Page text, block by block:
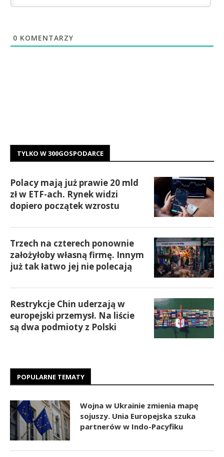
0 KOMENTARZY
TYLKO W 300GOSPODARCE
Polacy mają już prawie 20 mld
zł w ETF-ach. Rynek widzi
dopiero początek wzrostu
Trzech na czterech ponownie
założyłoby własną firmę. Innym
już tak łatwo jej nie polecają
Restrykcje Chin uderzają w
europejski przemysł. Na liście
są dwa podmioty z Polski
POPULARNE TEMATY
Wojna w Ukrainie zmienia mapę
sojuszy. Unia Europejska szuka
partnerów w Indo-Pacyfiku